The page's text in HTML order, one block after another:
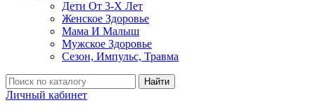
Дети От 3-Х Лет
Женское Здоровье
Мама И Малыш
Мужское Здоровье
Сезон, Импульс, Травма
Найти
Личный кабинет